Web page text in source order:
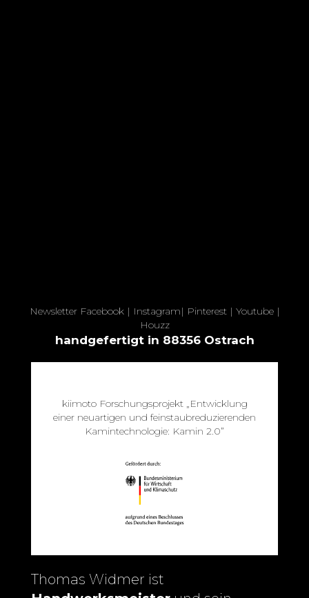
Newsletter Facebook| Instagram| Pinterest| Youtube|
Houzz
handgefertigt in 88356 Ostrach
kiimoto Forschungsprojekt „Entwicklung
einer neuartigen und feinstaubreduzierenden
Kamintechnologie: Kamin 2.0”
Thomas Widmer ist